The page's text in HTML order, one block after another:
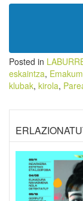
Posted in
eskaintza,
klubak, kirola,